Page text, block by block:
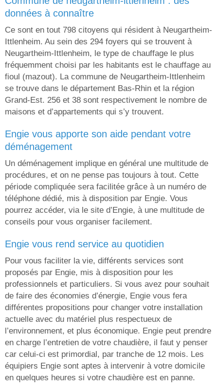
données à connaître
Ce sont en tout 798 citoyens qui résident à Neugartheim-
Ittlenheim. Au sein des 294 foyers qui se trouvent à
Neugartheim-Ittlenheim, le type de chauffage le plus
fréquemment choisi par les habitants est le chauffage au
fioul (mazout). La commune de Neugartheim-Ittlenheim
se trouve dans le département Bas-Rhin et la région
Grand-Est. 256 et 38 sont respectivement le nombre de
maisons et d’appartements qui s’y trouvent.
engie vous apporte son aide pendant votre
déménagement
Un déménagement implique en général une multitude de
procédures, et on ne pense pas toujours à tout. Cette
période compliquée sera facilitée grâce à un numéro de
téléphone dédié, mis à disposition par Engie. Vous
pourrez accéder, via le site d’Engie, à une multitude de
conseils pour vous organiser facilement.
engie vous rend service au quotidien
Pour vous faciliter la vie, différents services sont
proposés par Engie, mis à disposition pour les
professionnels et particuliers. Si vous avez pour souhait
de faire des économies d’énergie, Engie vous fera
différentes propositions pour changer votre installation
actuelle avec du matériel plus respectueux de
l’environnement, et plus économique. Engie peut prendre
en charge l’entretien de votre chaudière, il faut y penser
car celui-ci est primordial, par tranche de 12 mois. Les
équipiers Engie sont aptes à intervenir à votre domicile
en quelques heures si votre chaudière est en panne.